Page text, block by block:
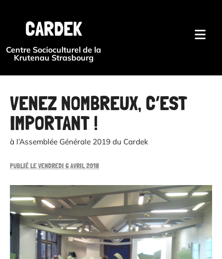
CARDEK
Centre Socioculturel de la
Krutenau Strasbourg
VENEZ NOMBREUX, C’EST
IMPORTANT !
à l’Assemblée Générale 2019 du Cardek
PUBLIÉ LE VENDREDI 6 AVRIL 2018